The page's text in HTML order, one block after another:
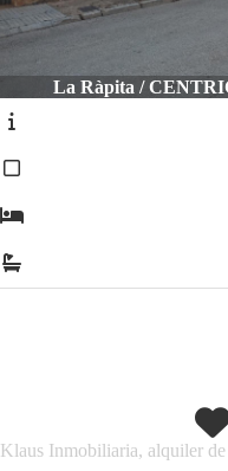
La Ràpita /
Klaus Inmobiliaria, alquiler